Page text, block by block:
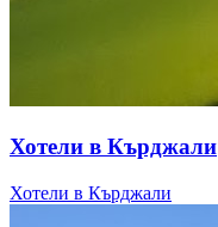
Хотели в Кърджали
Хотели в Кърджали